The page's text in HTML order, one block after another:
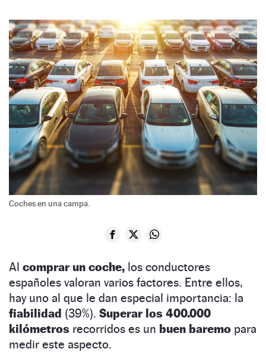
Coches en una campa.
Al comprar un coche, los conductores
españoles valoran varios factores. Entre ellos,
hay uno al que le dan especial importancia: la
fiabilidad (39%). Superar los 400.000
kilómetros recorridos es un buen baremo para
medir este aspecto.